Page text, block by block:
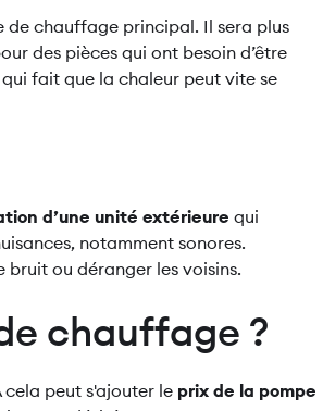
de chauffage principal. Il sera plus
des pièces qui ont besoin d’être
fait que la chaleur peut vite se
d’une unité extérieure qui
notamment sonores.
bruit ou déranger les voisins.
chauffage ?
cela peut s'ajouter le prix de la pompe